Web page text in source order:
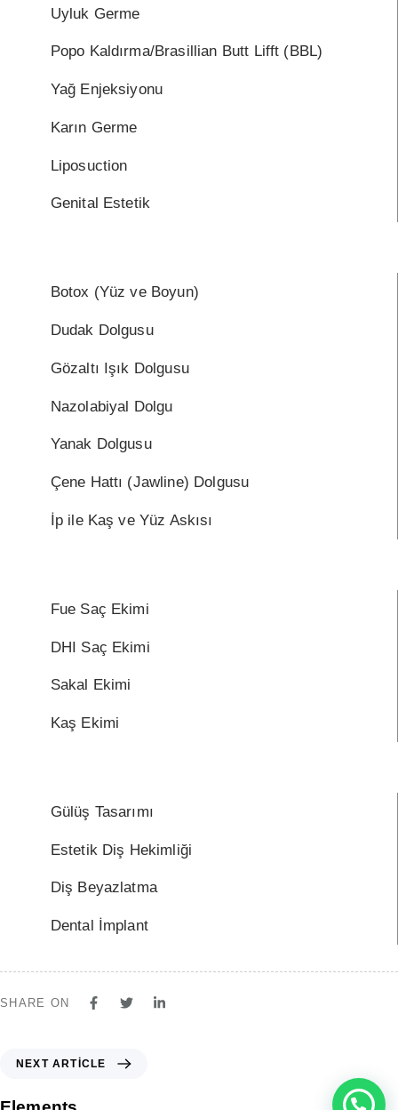
Uyluk Germe
Popo Kaldırma/Brasillian Butt Lifft (BBL)
Yağ Enjeksiyonu
Karın Germe
Liposuction
Genital Estetik
Botox (Yüz ve Boyun)
Dudak Dolgusu
Gözaltı Işık Dolgusu
Nazolabiyal Dolgu
Yanak Dolgusu
Çene Hattı (Jawline) Dolgusu
İp ile Kaş ve Yüz Askısı
Fue Saç Ekimi
DHI Saç Ekimi
Sakal Ekimi
Kaş Ekimi
Gülüş Tasarımı
Estetik Diş Hekimliği
Diş Beyazlatma
Dental İmplant
SHARE ON
NEXT ARTICLE